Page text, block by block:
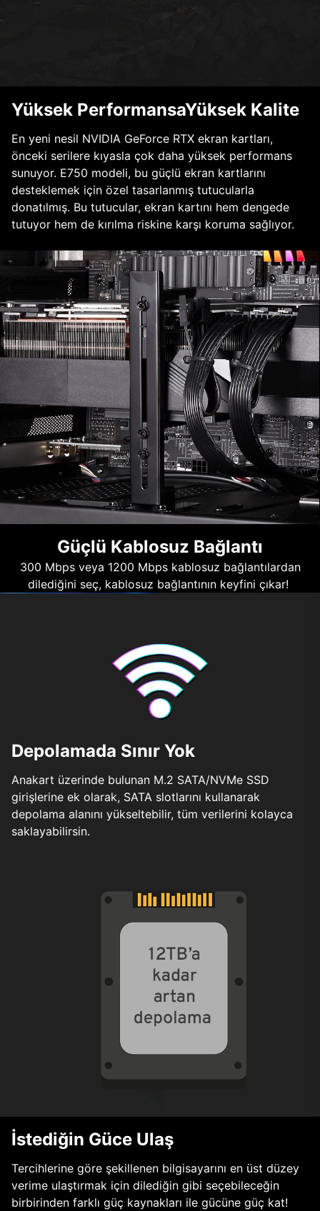
Yüksek PerformansaYüksek Kalite
En yeni nesil NVIDIA GeForce RTX ekran kartları,
önceki serilere kıyasla çok daha yüksek performans
sunuyor. E750 modeli, bu güçlü ekran kartlarını
desteklemek için özel tasarlanmış tutucularla
donatılmış. Bu tutucular, ekran kartını hem dengede
tutuyor hem de kırılma riskine karşı koruma sağlıyor.
Güçlü Kablosuz Bağlantı
300 Mbps veya 1200 Mbps kablosuz bağlantılardan
dilediğini seç, kablosuz bağlantının keyfini çıkar!
Depolamada Sınır Yok
Anakart üzerinde bulunan M.2 SATA/NVMe SSD
girişlerine ek olarak, SATA slotlarını kullanarak
depolama alanını yükseltebilir, tüm verilerini kolayca
saklayabilirsin.
İstediğin Güce Ulaş
Tercihlerine göre şekillenen bilgisayarını en üst düzey
verime ulaştırmak için dilediğin gibi seçebileceğin
birbirinden farklı güç kaynakları ile gücüne güç kat!